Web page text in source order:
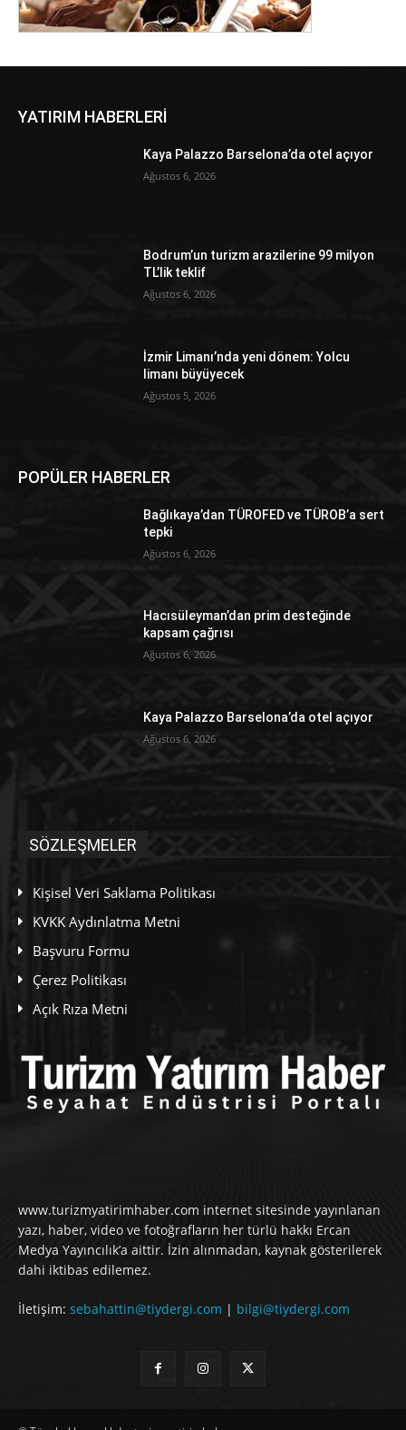
YATIRIM HABERLERİ
Kaya Palazzo Barselona’da otel açıyor
Ağustos 6, 2026
Bodrum’un turizm arazilerine 99 milyon
TL’lik teklif
Ağustos 6, 2026
İzmir Limanı’nda yeni dönem: Yolcu
limanı büyüyecek
Ağustos 5, 2026
POPÜLER HABERLER
Bağlıkaya’dan TÜROFED ve TÜROB’a sert
tepki
Ağustos 6, 2026
Hacısüleyman’dan prim desteğinde
kapsam çağrısı
Ağustos 6, 2026
Kaya Palazzo Barselona’da otel açıyor
Ağustos 6, 2026
SÖZLEŞMELER
Kişisel Veri Saklama Politikası
KVKK Aydınlatma Metni
Başvuru Formu
Çerez Politikası
Açık Rıza Metni
www.turizmyatirimhaber.com internet sitesinde yayınlanan
yazı, haber, video ve fotoğrafların her türlü hakkı Ercan
Medya Yayıncılık’a aittir. İzin alınmadan, kaynak gösterilerek
dahi iktibas edilemez.
İletişim: sebahattin@tiydergi.com | bilgi@tiydergi.com